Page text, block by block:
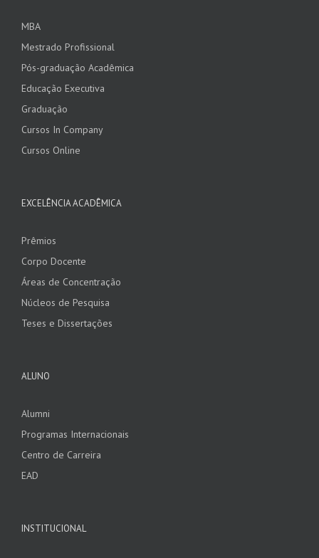
MBA
Mestrado Profissional
Pós-graduação Acadêmica
Educação Executiva
Graduação
Cursos In Company
Cursos Online
EXCELÊNCIA ACADÊMICA
Prêmios
Corpo Docente
Áreas de Concentração
Núcleos de Pesquisa
Teses e Dissertações
ALUNO
Alumni
Programas Internacionais
Centro de Carreira
EAD
INSTITUCIONAL